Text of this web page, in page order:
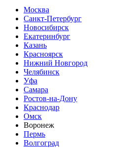
Москва
Санкт-Петербург
Новосибирск
Екатеринбург
Казань
Красноярск
Нижний Новгород
Челябинск
Уфа
Самара
Ростов-на-Дону
Краснодар
Омск
Воронеж
Пермь
Волгоград